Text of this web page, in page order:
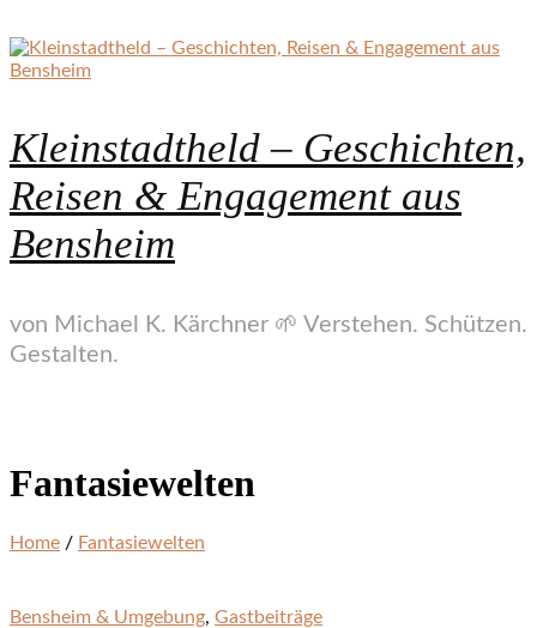
Kleinstadtheld – Geschichten,
Reisen & Engagement aus
Bensheim
von Michael K. Kärchner 🌱 Verstehen. Schützen.
Gestalten.
Fantasiewelten
Home / Fantasiewelten
Bensheim & Umgebung, Gastbeiträge